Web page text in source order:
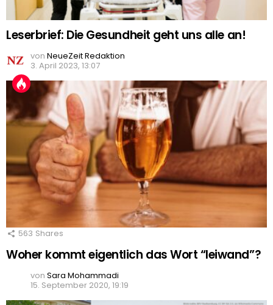
Leserbrief: Die Gesundheit geht uns alle an!
von NeueZeit Redaktion
3. April 2023, 13:07
563 Shares
Woher kommt eigentlich das Wort “leiwand”?
von Sara Mohammadi
15. September 2020, 19:19